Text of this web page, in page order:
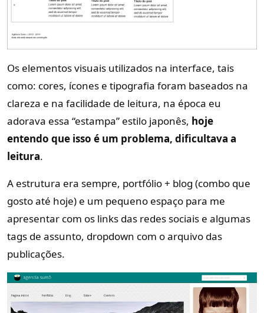
Os elementos visuais utilizados na interface, tais
como: cores, ícones e tipografia foram baseados na
clareza e na facilidade de leitura, na época eu
adorava essa “estampa” estilo japonês, hoje
entendo que isso é um problema, dificultava a
leitura.
A estrutura era sempre, portfólio + blog (combo que
gosto até hoje) e um pequeno espaço para me
apresentar com os links das redes sociais e algumas
tags de assunto, dropdown com o arquivo das
publicações.